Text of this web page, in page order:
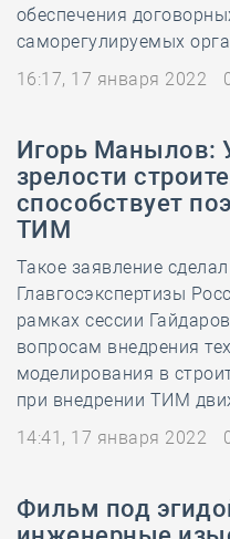
обеспечения
саморегулируемых
16:17, 17 января 2022
Игорь Манылов:
зрелости
способствует
ТИМ
Такое заявление
Главгосэкспертизы
рамках сессии
вопросам внедрения
моделирования в
при внедрении ТИМ
14:41, 17 января 2022
Фильм под